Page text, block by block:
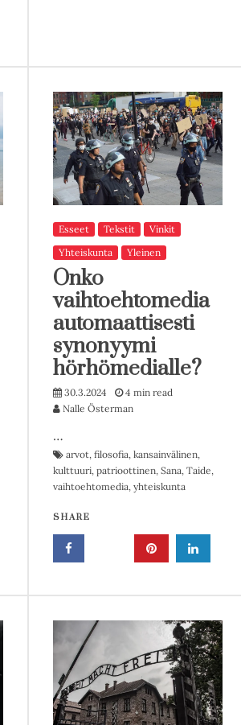
Esseet Tekstit
Vinkit
Yhteiskunta
Yleinen
Onko
vaihtoehtomedia
automaattisesti
synonyymi
hörhömedialle?
30.3.2024
4 min read
Nalle Österman
…
arvot, filosofia, kansainvälinen,
kulttuuri, patrioottinen, Sana, Taide,
vaihtoehtomedia, yhteiskunta
SHARE